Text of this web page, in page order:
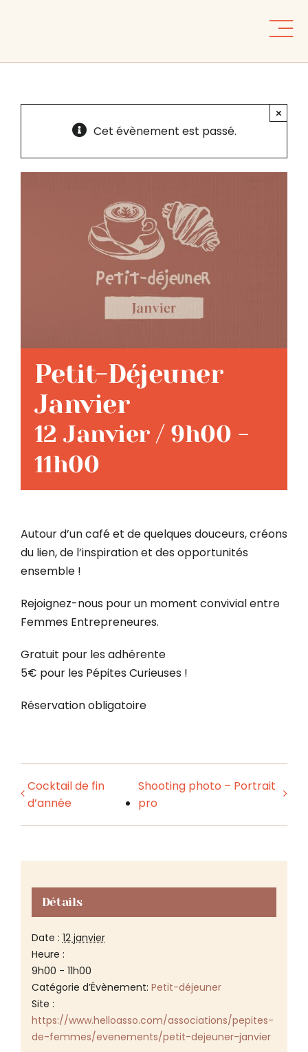
Cet évènement est passé.
×
Petit-Déjeuner
Janvier
12 Janvier / 9h00 -
11h00
Autour d’un café et de quelques douceurs, créons
du lien, de l’inspiration et des opportunités
ensemble !
Rejoignez-nous pour un moment convivial entre
Femmes Entrepreneures.
Gratuit pour les adhérente
5€ pour les Pépites Curieuses !
Réservation obligatoire
Cocktail de fin
d’année
Shooting photo – Portrait
pro
Détails
Date : 12 janvier
Heure :
9h00 - 11h00
Catégorie d’Évènement: Petit-déjeuner
Site :
https://www.helloasso.com/associations/pepites-
de-femmes/evenements/petit-dejeuner-janvier